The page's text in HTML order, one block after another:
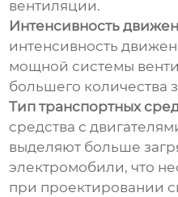
вентиляции.
Интенсивность
интенсивность
мощной системы
большего количества
Тип транспортных
средства с
выделяют больше
электромобили, что
при проектировании